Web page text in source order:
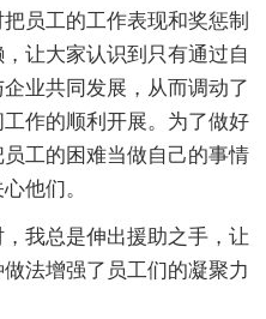
员工的工作表现和奖惩制
让大家认识到只有通过自
业共同发展，从而调动了
作的顺利开展。为了做好
工的困难当做自己的事情
他们。
我总是伸出援助之手，让
法增强了员工们的凝聚力